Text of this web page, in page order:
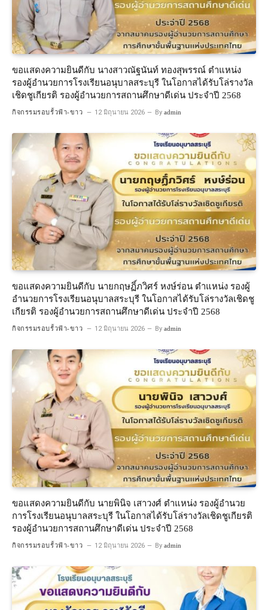
ขอแสดงความยินดีกับ นางสาวณัฐนันท์ ทองสุพรรณ์ ตำแหน่ง
รองผู้อำนวยการโรงเรียนอนุบาลสระบุรี ในโอกาสได้รับโล่รางวัล
เชิดชูเกียรติ รองผู้อำนวยการสถานศึกษาดีเด่น ประจำปี 2568
กิจกรรมรอบรั้วฟ้า-ขาว 12 มิถุนายน 2026 By admin
ขอแสดงความยินดีกับ นายกฤษฏิ์ภวิศร์ หงษ์ร่อน ตำแหน่ง รองผู้
อำนวยการโรงเรียนอนุบาลสระบุรี ในโอกาสได้รับโล่รางวัลเชิดชู
เกียรติ รองผู้อำนวยการสถานศึกษาดีเด่น ประจำปี 2568
กิจกรรมรอบรั้วฟ้า-ขาว 12 มิถุนายน 2026 By admin
ขอแสดงความยินดีกับ นายพินิจ เสาวงศ์ ตำแหน่ง รองผู้อำนวย
การโรงเรียนอนุบาลสระบุรี ในโอกาสได้รับโล่รางวัลเชิดชูเกียรติ
รองผู้อำนวยการสถานศึกษาดีเด่น ประจำปี 2568
กิจกรรมรอบรั้วฟ้า-ขาว 12 มิถุนายน 2026 By admin